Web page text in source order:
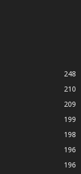
248
210
209
199
198
196
196